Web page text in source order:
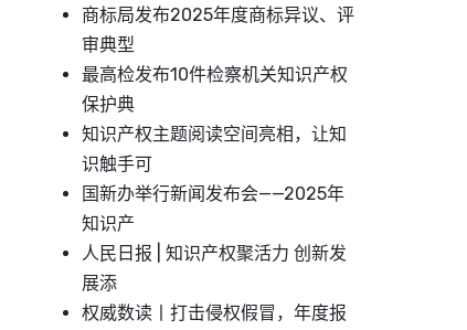
商标局发布2025年度商标异议、评
审典型
最高检发布10件检察机关知识产权
保护典
知识产权主题阅读空间亮相，让知
识触手可
国新办举行新闻发布会——2025年
知识产
人民日报 | 知识产权聚活力 创新发
展添
权威数读丨打击侵权假冒，年度报